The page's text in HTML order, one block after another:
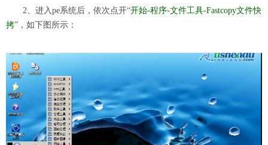
2、进入pe系统后，依次点开“开始-程序-文件工具-Fastcopy文件快
拷”，如下图所示：